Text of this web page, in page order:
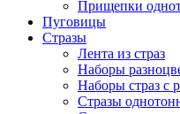
Прищепки
Пуговицы
Стразы
Лента из страз
Наборы
Наборы страз с
Стразы